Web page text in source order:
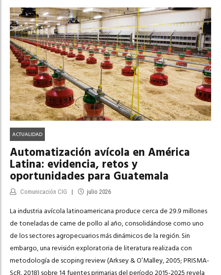
ACTUALIDAD
Automatización avícola en América
Latina: evidencia, retos y
oportunidades para Guatemala
Comunicación CIG julio 2026
La industria avícola latinoamericana produce cerca de 29.9 millones
de toneladas de carne de pollo al año, consolidándose como uno
de los sectores agropecuarios más dinámicos de la región. Sin
embargo, una revisión exploratoria de literatura realizada con
metodología de scoping review (Arksey & O’Malley, 2005; PRISMA-